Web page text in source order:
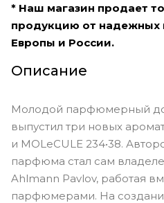
* Наш магазин продает
продукцию от надежных
Европы и России.
Описание
Молодой парфюмерный
выпустил три новых
и MOLeCULE 234•38.
парфюма стал сам
Ahlmann Pavlov, работая
парфюмерами. На